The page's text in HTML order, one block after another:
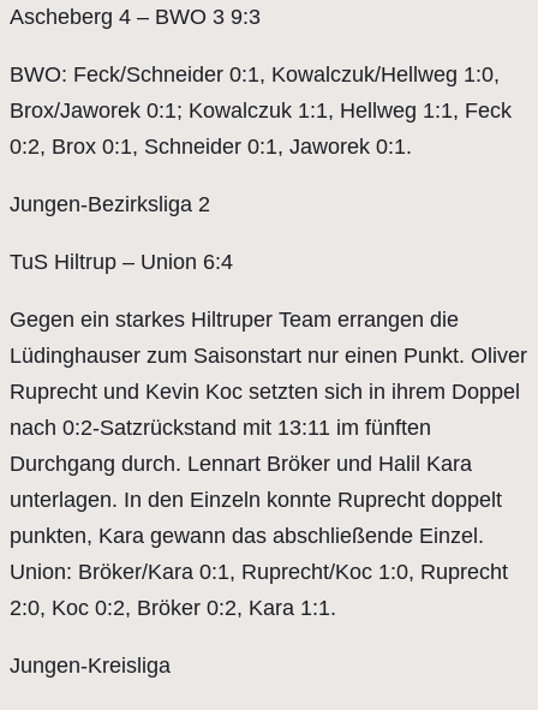
Ascheberg 4 – BWO 3 9:3
BWO: Feck/Schneider 0:1, Kowalczuk/Hellweg 1:0,
Brox/Jaworek 0:1; Kowalczuk 1:1, Hellweg 1:1, Feck
0:2, Brox 0:1, Schneider 0:1, Jaworek 0:1.
Jungen-Bezirksliga 2
TuS Hiltrup – Union 6:4
Gegen ein starkes Hiltruper Team errangen die
Lüdinghauser zum Saisonstart nur einen Punkt. Oliver
Ruprecht und Kevin Koc setzten sich in ihrem Doppel
nach 0:2-Satzrückstand mit 13:11 im fünften
Durchgang durch. Lennart Bröker und Halil Kara
unterlagen. In den Einzeln konnte Ruprecht doppelt
punkten, Kara gewann das abschließende Einzel.
Union: Bröker/Kara 0:1, Ruprecht/Koc 1:0, Ruprecht
2:0, Koc 0:2, Bröker 0:2, Kara 1:1.
Jungen-Kreisliga